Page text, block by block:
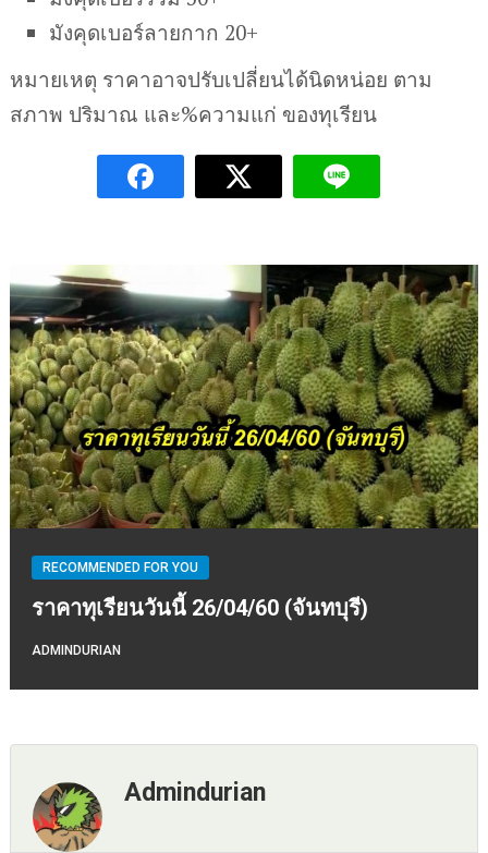
มังคุดเบอร์ลายกาก 20+
หมายเหตุ ราคาอาจปรับเปลี่ยนได้นิดหน่อย ตาม
สภาพ ปริมาณ และ%ความแก่ ของทุเรียน
RECOMMENDED FOR YOU
ราคาทุเรียนวันนี้ 26/04/60 (จันทบุรี)
ADMINDURIAN
Admindurian